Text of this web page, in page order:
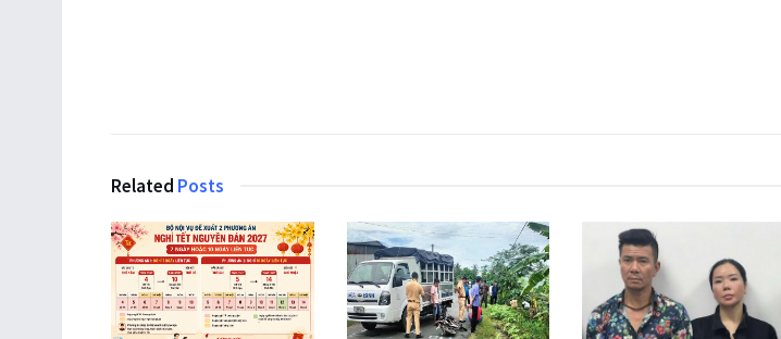
Related Posts